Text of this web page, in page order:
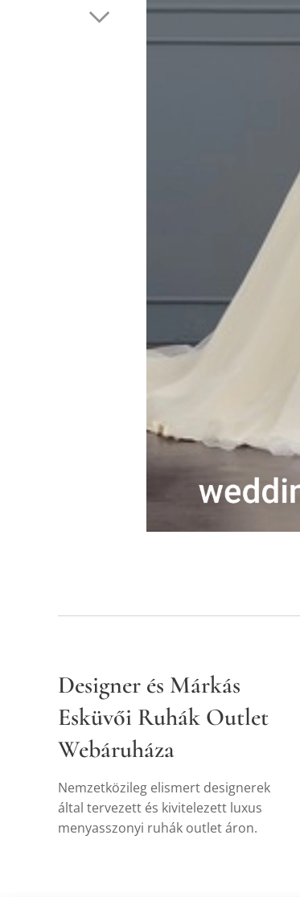
Designer és Márkás
Esküvői Ruhák Outlet
Webáruháza
Nemzetközileg elismert designerek
által tervezett és kivitelezett luxus
menyasszonyi ruhák outlet áron.